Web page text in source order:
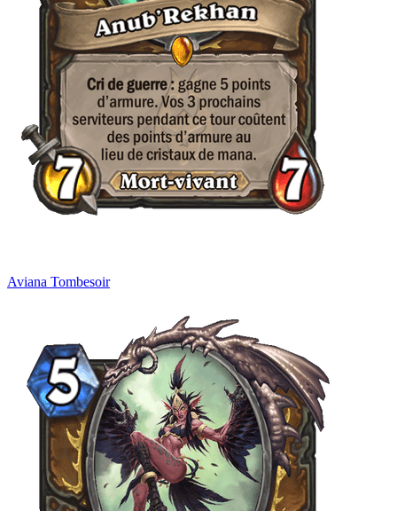
Aviana Tombesoir